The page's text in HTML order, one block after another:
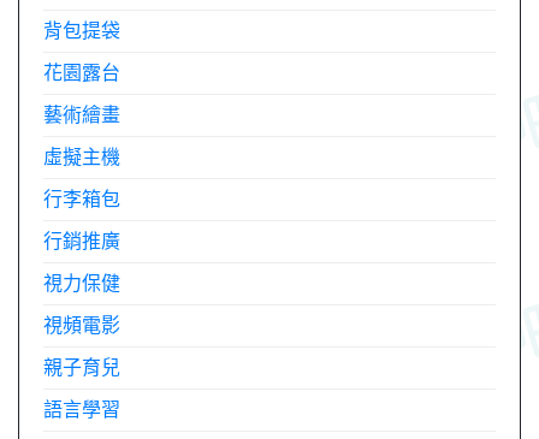
背包提袋
花園露台
藝術繪畫
虛擬主機
行李箱包
行銷推廣
視力保健
視頻電影
親子育兒
語言學習